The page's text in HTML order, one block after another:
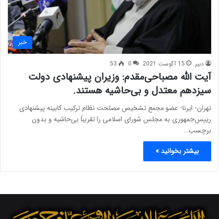
خبر
دبیر 15 آگوست 2021 0
53
آیت الله مصباحی‌مقدم: وزیران پیشنهادی دولت
سیزدهم معتدل و بی‌حاشیه هستند.
تهران- ایرنا- عضو مجمع تشخیص مصلحت نظام ترکیب کابینه پیشنهادی
رییس‌جمهوری به مجلس شورای اسلامی را تقریباً بی‌حاشیه و بدون
برچسب‌…
بیشتر بخوانید »